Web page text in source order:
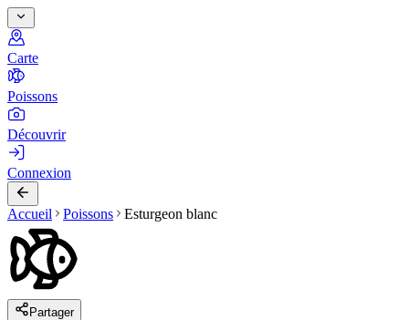
Carte
Poissons
Découvrir
Connexion
Accueil Poissons Esturgeon blanc
Partager